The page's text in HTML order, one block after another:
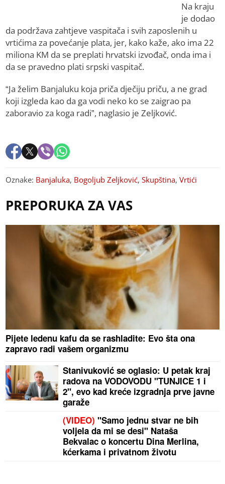
Na kraju
je dodao
da podržava zahtjeve vaspitača i svih zaposlenih u
vrtićima za povećanje plata, jer, kako kaže, ako ima 22
miliona KM da se preplati hrvatski izvođač, onda ima i
da se pravedno plati srpski vaspitač.
“Ja želim Banjaluku koja priča dječiju priču, a ne grad
koji izgleda kao da ga vodi neko ko se zaigrao pa
zaboravio za koga radi”, naglasio je Zeljković.
Oznake: Banjaluka, Bogoljub Zeljković,Skupština,Vrtići
PREPORUKA ZA VAS
Pijete ledenu kafu da se rashladite: Evo šta ona
zapravo radi vašem organizmu
Stanivuković se oglasio: U petak kraj
radova na VODOVODU "TUNJICE 1 i
2", evo kad kreće izgradnja prve javne
garaže
(VIDEO) "Samo jednu stvar ne bih
voljela da mi se desi" Nataša
Bekvalac o koncertu Dina Merlina,
kćerkama i privatnom životu